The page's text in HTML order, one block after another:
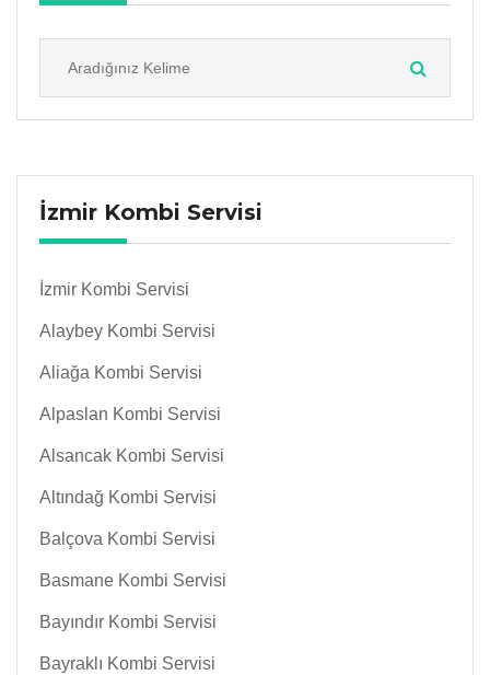
İzmir Kombi Servisi
İzmir Kombi Servisi
Alaybey Kombi Servisi
Aliağa Kombi Servisi
Alpaslan Kombi Servisi
Alsancak Kombi Servisi
Altındağ Kombi Servisi
Balçova Kombi Servisi
Basmane Kombi Servisi
Bayındır Kombi Servisi
Bayraklı Kombi Servisi